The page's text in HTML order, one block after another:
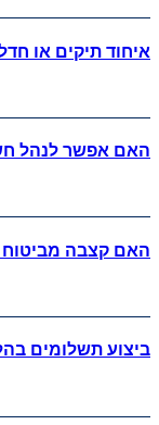
איחוד תיקים או
האם אפשר לנהל
האם קצבה מביטוח
ביצוע תשלומים